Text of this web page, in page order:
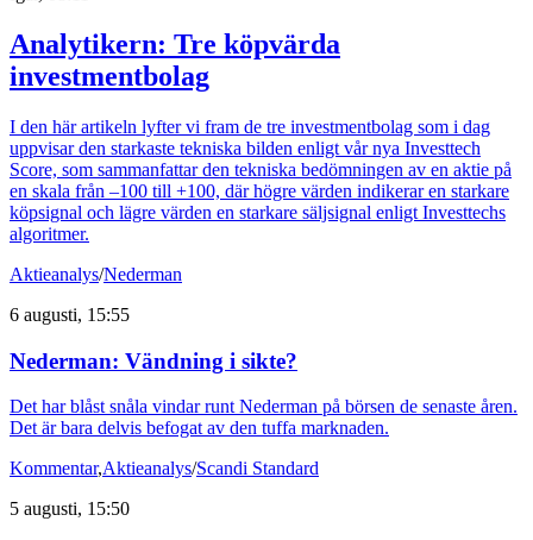
Analytikern: Tre köpvärda
investmentbolag
I den här artikeln lyfter vi fram de tre investmentbolag som i dag
uppvisar den starkaste tekniska bilden enligt vår nya Investtech
Score, som sammanfattar den tekniska bedömningen av en aktie på
en skala från –100 till +100, där högre värden indikerar en starkare
köpsignal och lägre värden en starkare säljsignal enligt Investtechs
algoritmer.
Aktieanalys/Nederman
6 augusti, 15:55
Nederman: Vändning i sikte?
Det har blåst snåla vindar runt Nederman på börsen de senaste åren.
Det är bara delvis befogat av den tuffa marknaden.
Kommentar,Aktieanalys/Scandi Standard
5 augusti, 15:50